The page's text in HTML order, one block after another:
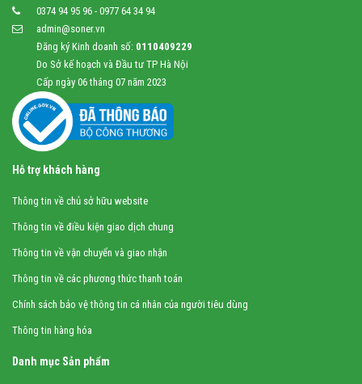
0374 94 95 96 - 0977 64 34 94
admin@soner.vn
Đăng ký Kinh doanh số: 0110409229
Do Sở kế hoạch và Đầu tư TP Hà Nội
Cấp ngày 06 tháng 07 năm 2023
Hỗ trợ khách hàng
Thông tin về chủ sở hữu website
Thông tin về điều kiện giao dịch chung
Thông tin về vận chuyển và giao nhận
Thông tin về các phương thức thanh toán
Chính sách bảo vệ thông tin cá nhân của người tiêu dùng
Thông tin hàng hóa
Danh mục Sản phẩm